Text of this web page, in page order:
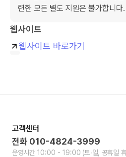
웹사이트
웹사이트 바로가기
고객센터
전화 010-4824-3999
운영시간 10:00 - 19:00 (토∙일, 공휴일